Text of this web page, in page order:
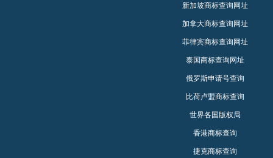
新加坡商标查询网址
加拿大商标查询网址
菲律宾商标查询网址
泰国商标查询网址
俄罗斯申请号查询
比荷卢盟商标查询
世界各国版权局
香港商标查询
捷克商标查询